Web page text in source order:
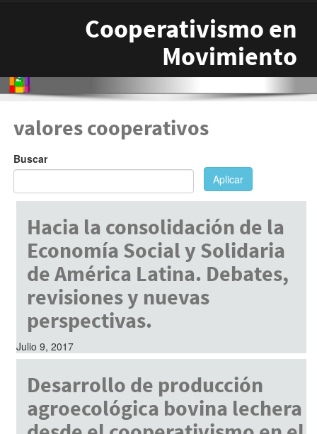
Cooperativismo en
Movimiento
valores cooperativos
Buscar
Aplicar
Hacia la consolidación de la
Economía Social y Solidaria
de América Latina. Debates,
revisiones y nuevas
perspectivas.
Julio 9, 2017
Desarrollo de producción
agroecológica bovina lechera